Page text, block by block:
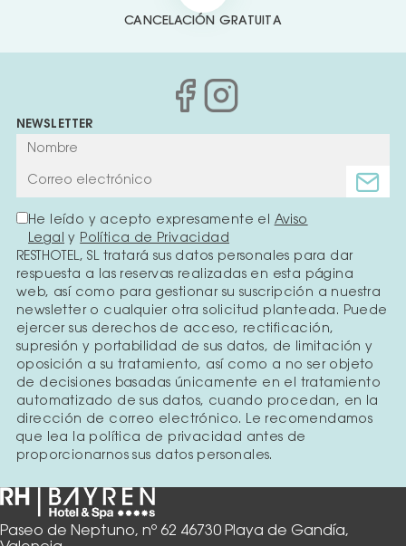
CANCELACIÓN GRATUITA
Paseo de Neptuno, nº 62 46730 Playa de Gandía,
NEWSLETTER
He leído y acepto expresamente el Aviso
Legal y Política de Privacidad
RESTHOTEL, SL tratará sus datos personales para dar
respuesta a las reservas realizadas en esta página
web, así como para gestionar su suscripción a nuestra
newsletter o cualquier otra solicitud planteada. Puede
ejercer sus derechos de acceso, rectificación,
supresión y portabilidad de sus datos, de limitación y
oposición a su tratamiento, así como a no ser objeto
de decisiones basadas únicamente en el tratamiento
automatizado de sus datos, cuando procedan, en la
dirección de correo electrónico. Le recomendamos
que lea la política de privacidad antes de
proporcionarnos sus datos personales.